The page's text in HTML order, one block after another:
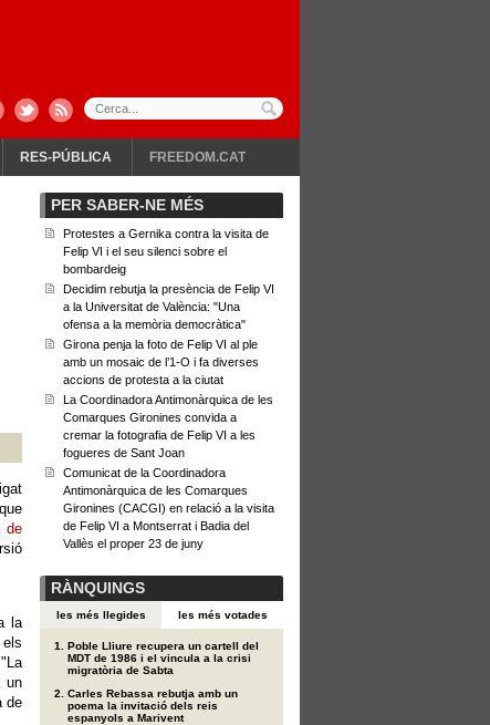
RES-PÚBLICA FREEDOM.CAT
de
la
un
de
PER SABER-NE MÉS
Protestes a Gernika contra la visita de
Felip VI i el seu silenci sobre el
bombardeig
Decidim rebutja la presència de Felip VI
a la Universitat de València: "Una
ofensa a la memòria democràtica"
Girona penja la foto de Felip VI al ple
amb un mosaic de l’1-O i fa diverses
accions de protesta a la ciutat
La Coordinadora Antimonàrquica de les
Comarques Gironines convida a
cremar la fotografia de Felip VI a les
fogueres de Sant Joan
Comunicat de la Coordinadora
Antimonàrquica de les Comarques
Gironines (CACGI) en relació a la visita
de Felip VI a Montserrat i Badia del
Vallès el proper 23 de juny
RÀNQUINGS
les més llegides les més votades
Poble Lliure recupera un cartell del
MDT de 1986 i el vincula a la crisi
migratòria de Sabta
Carles Rebassa rebutja amb un
poema la invitació dels reis
espanyols a Marivent